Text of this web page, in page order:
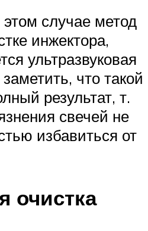
случае метод
инжектора,
ультразвуковая
что такой
результат, т.
свечей не
избавиться от
очистка